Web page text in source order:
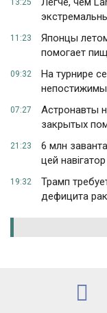
13:25
11:23
Японцы
помогает
09:32
На турнире
07:27
Астронавты
закрытых
21:23
6 млн
цей навігатор
19:32
Трамп
дефицита